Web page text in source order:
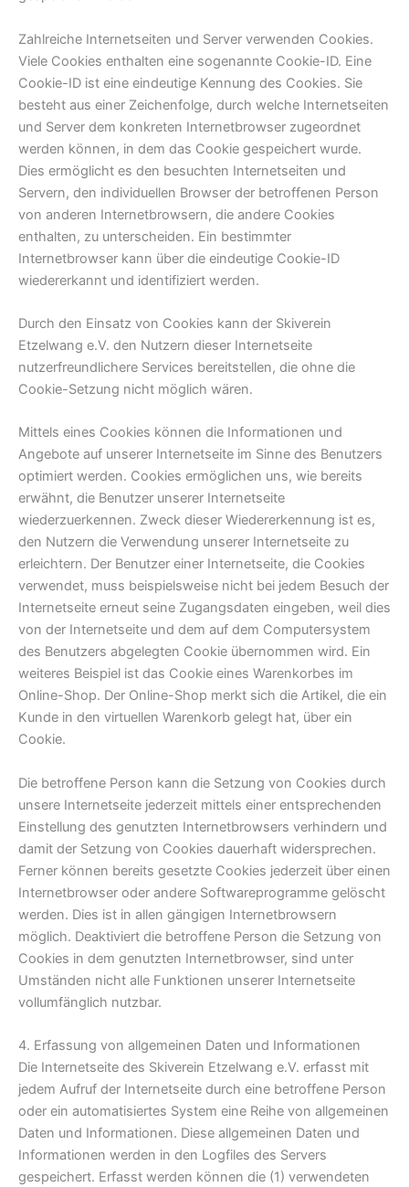
Zahlreiche Internetseiten und Server verwenden Cookies.
Viele Cookies enthalten eine sogenannte Cookie-ID. Eine
Cookie-ID ist eine eindeutige Kennung des Cookies. Sie
besteht aus einer Zeichenfolge, durch welche Internetseiten
und Server dem konkreten Internetbrowser zugeordnet
werden können, in dem das Cookie gespeichert wurde.
Dies ermöglicht es den besuchten Internetseiten und
Servern, den individuellen Browser der betroffenen Person
von anderen Internetbrowsern, die andere Cookies
enthalten, zu unterscheiden. Ein bestimmter
Internetbrowser kann über die eindeutige Cookie-ID
wiedererkannt und identifiziert werden.
Durch den Einsatz von Cookies kann der Skiverein
Etzelwang e.V. den Nutzern dieser Internetseite
nutzerfreundlichere Services bereitstellen, die ohne die
Cookie-Setzung nicht möglich wären.
Mittels eines Cookies können die Informationen und
Angebote auf unserer Internetseite im Sinne des Benutzers
optimiert werden. Cookies ermöglichen uns, wie bereits
erwähnt, die Benutzer unserer Internetseite
wiederzuerkennen. Zweck dieser Wiedererkennung ist es,
den Nutzern die Verwendung unserer Internetseite zu
erleichtern. Der Benutzer einer Internetseite, die Cookies
verwendet, muss beispielsweise nicht bei jedem Besuch der
Internetseite erneut seine Zugangsdaten eingeben, weil dies
von der Internetseite und dem auf dem Computersystem
des Benutzers abgelegten Cookie übernommen wird. Ein
weiteres Beispiel ist das Cookie eines Warenkorbes im
Online-Shop. Der Online-Shop merkt sich die Artikel, die ein
Kunde in den virtuellen Warenkorb gelegt hat, über ein
Cookie.
Die betroffene Person kann die Setzung von Cookies durch
unsere Internetseite jederzeit mittels einer entsprechenden
Einstellung des genutzten Internetbrowsers verhindern und
damit der Setzung von Cookies dauerhaft widersprechen.
Ferner können bereits gesetzte Cookies jederzeit über einen
Internetbrowser oder andere Softwareprogramme gelöscht
werden. Dies ist in allen gängigen Internetbrowsern
möglich. Deaktiviert die betroffene Person die Setzung von
Cookies in dem genutzten Internetbrowser, sind unter
Umständen nicht alle Funktionen unserer Internetseite
vollumfänglich nutzbar.
4. Erfassung von allgemeinen Daten und Informationen
Die Internetseite des Skiverein Etzelwang e.V. erfasst mit
jedem Aufruf der Internetseite durch eine betroffene Person
oder ein automatisiertes System eine Reihe von allgemeinen
Daten und Informationen. Diese allgemeinen Daten und
Informationen werden in den Logfiles des Servers
gespeichert. Erfasst werden können die (1) verwendeten